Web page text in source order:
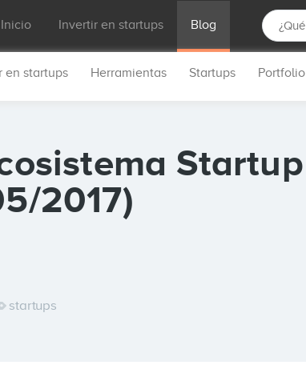
Inicio Invertir en startups Blog
en startups Herramientas Startups Portfolio
Startup
2017)
startups